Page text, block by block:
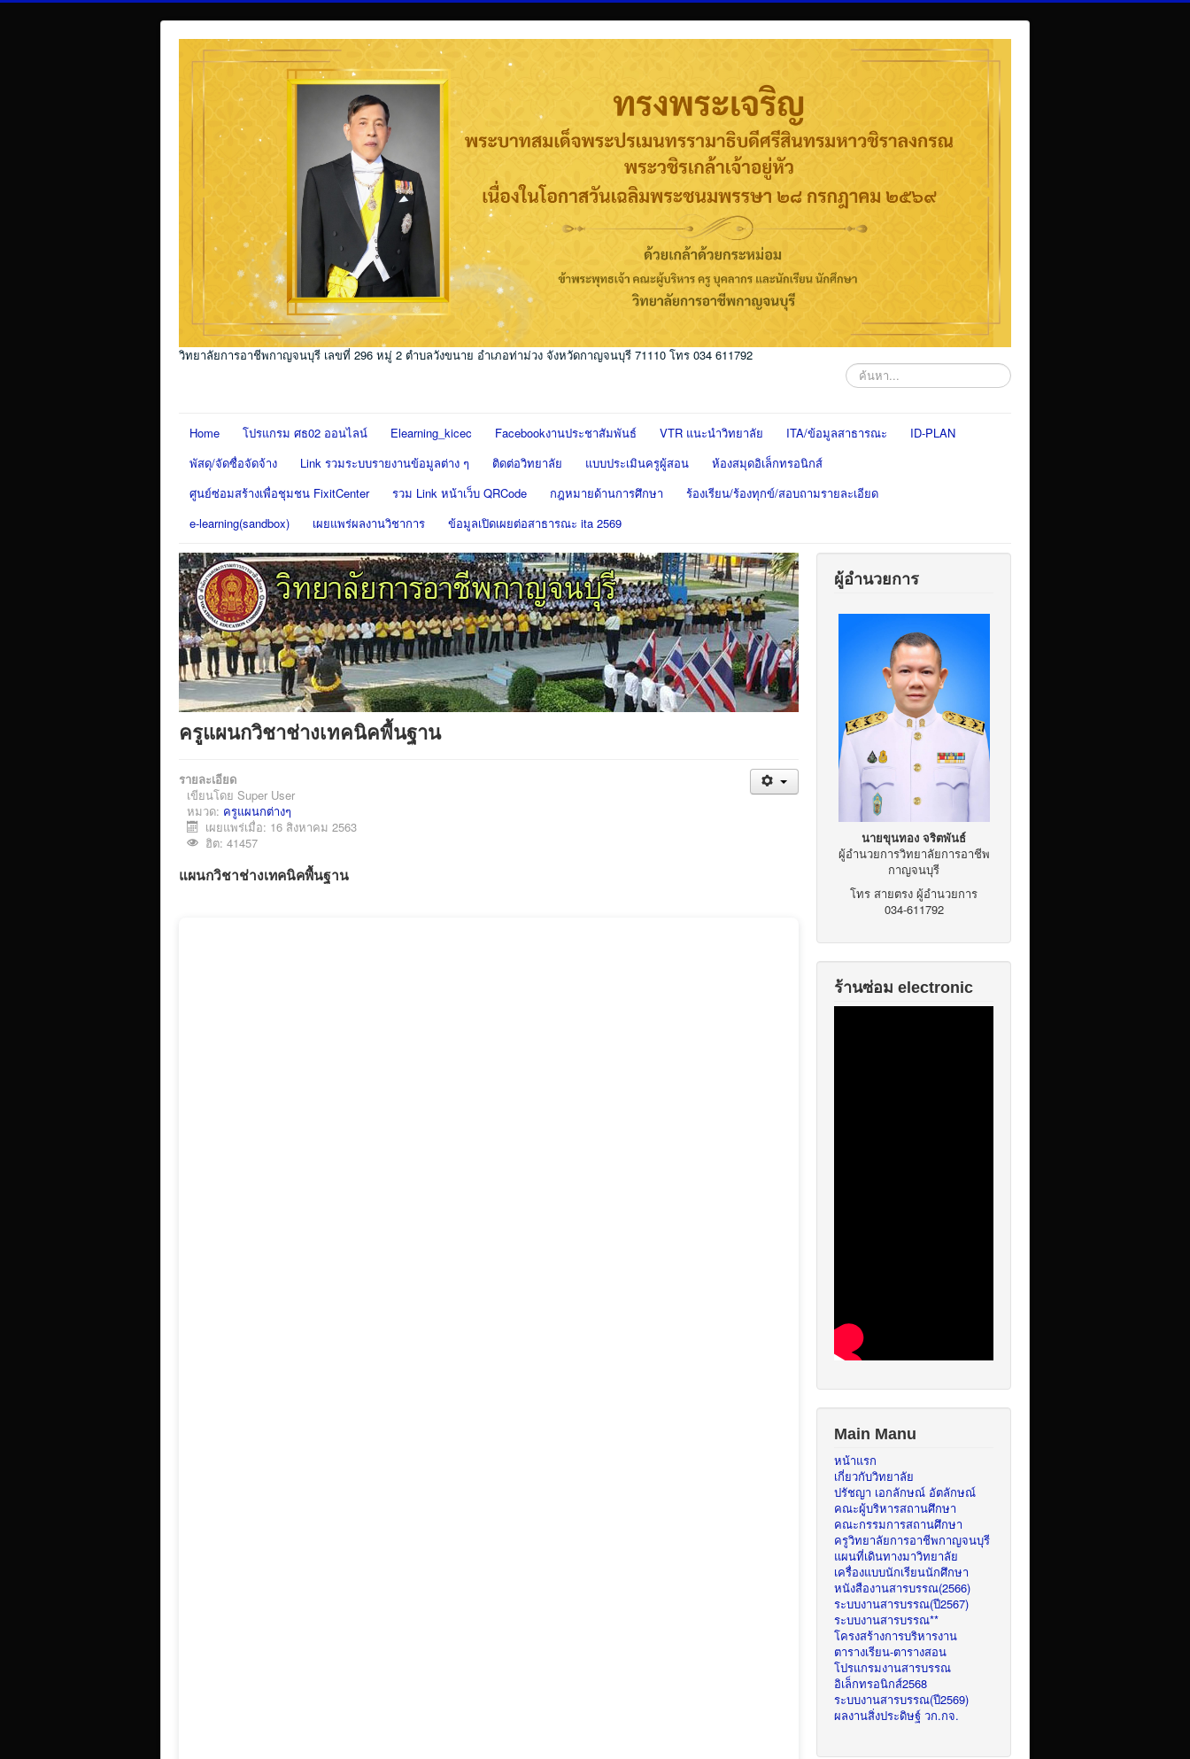
วิทยาลัยการอาชีพกาญจนบุรี เลขที่ 296 หมู่ 2 ตำบลวังขนาย อำเภอท่าม่วง จังหวัดกาญจนบุรี 71110 โทร 034 611792
ค้นหา...
Home โปรแกรม ศธ02 ออนไลน์ Elearning_kicec Facebookงานประชาสัมพันธ์ VTR แนะนำวิทยาลัย ITA/ข้อมูลสาธารณะ
ID-PLAN
พัสดุ/จัดซื่อจัดจ้าง
Link รวมระบบรายงานข้อมูลต่าง ๆ ติดต่อวิทยาลัย แบบประเมินครูผู้สอน
ห้องสมุดอิเล็กทรอนิกส์
ศูนย์ซ่อมสร้างเพื่อชุมชน FixitCenter
รวม Link หน้าเว็บ QRCode กฎหมายด้านการศึกษา
ร้องเรียน/ร้องทุกข์/สอบถามรายละเอียด
e-learning(sandbox)
เผยแพร่ผลงานวิชาการ ข้อมูลเปิดเผยต่อสาธารณะ ita 2569
ครูแผนกวิชาช่างเทคนิคพื้นฐาน
รายละเอียด
เขียนโดย Super User
หมวด: ครูแผนกต่างๆ
เผยแพร่เมื่อ: 16 สิงหาคม 2563
ฮิต: 41457
แผนกวิชาช่างเทคนิคพื้นฐาน
ผู้อำนวยการ
นายขุนทอง จริตพันธ์
ผู้อำนวยการวิทยาลัยการอาชีพ
กาญจนบุรี
โทร สายตรง ผู้อำนวยการ
034-611792
ร้านซ่อม electronic
Main Manu
หน้าแรก
เกี่ยวกับวิทยาลัย
ปรัชญา เอกลักษณ์ อัตลักษณ์
คณะผู้บริหารสถานศึกษา
คณะกรรมการสถานศึกษา
ครูวิทยาลัยการอาชีพกาญจนบุรี
แผนที่เดินทางมาวิทยาลัย
เครื่องแบบนักเรียนนักศึกษา
หนังสืองานสารบรรณ(2566)
ระบบงานสารบรรณ(ปี2567)
ระบบงานสารบรรณ**
โครงสร้างการบริหารงาน
ตารางเรียน-ตารางสอน
โปรแกรมงานสารบรรณ
อิเล็กทรอนิกส์2568
ระบบงานสารบรรณ(ปี2569)
ผลงานสิ่งประดิษฐ์ วก.กจ.